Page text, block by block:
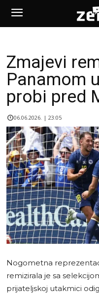
Zmajevi
Panamom
probi pred
06.06.2026. | 23:05
Nogometna
remizirala je sa
prijateljskoj utakmici